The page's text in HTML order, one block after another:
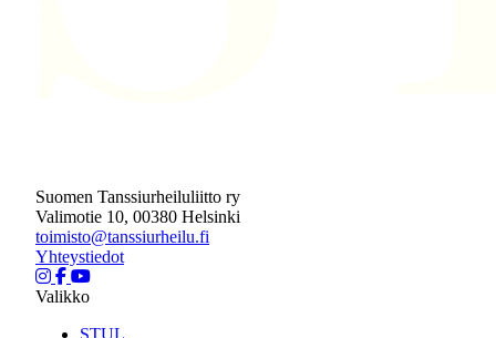
Suomen Tanssiurheiluliitto ry
Valimotie 10, 00380 Helsinki
toimisto@tanssiurheilu.fi
Yhteystiedot
Valikko
STUL